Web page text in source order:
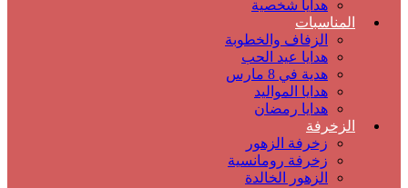
هدايا شخصية
المناسبات
الزفاف والخطوبة
هدايا عيد الحب
هدية في 8 مارس
هدايا المواليد
هدايا رمضان
الزخرفة
زخرفة الزهور
زخرفة رومانسية
الزهور الخالدة